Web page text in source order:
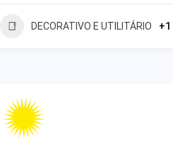
DECORATIVO E UTILITÁRIO +1